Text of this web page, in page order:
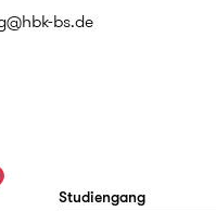
bs.de
Studiengang